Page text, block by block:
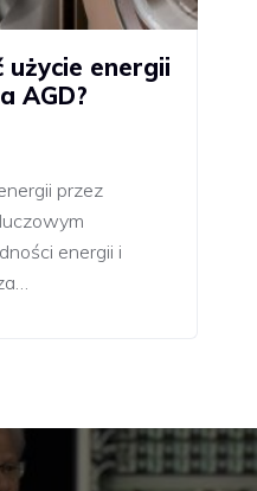
użycie energii
AGD?
przez
energii i